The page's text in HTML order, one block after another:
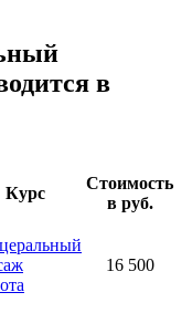
в
Курс
Стоимость
в руб.
16 500